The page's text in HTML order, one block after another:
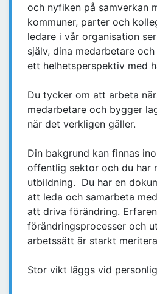
och nyfiken på samverkan
kommuner, parter och
ledare i vår organisation
själv, dina medarbetare
ett helhetsperspektiv med
Du tycker om att arbeta
medarbetare och bygger
när det verkligen gäller.
Din bakgrund kan finnas
offentlig sektor och du har
utbildning. Du har en
att leda och samarbeta
att driva förändring.
förändringsprocesser och
arbetssätt är starkt
Stor vikt läggs vid